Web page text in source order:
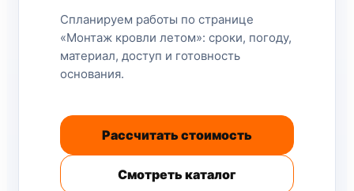
Спланируем работы по странице
«Монтаж кровли летом»: сроки, погоду,
материал, доступ и готовность
основания.
Рассчитать стоимость
Смотреть каталог